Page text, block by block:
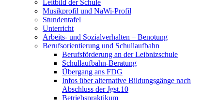
Leitbild der Schule
Musikprofil und NaWi-Profil
Stundentafel
Unterricht
Arbeits- und Sozialverhalten – Benotung
Berufsorientierung und Schullaufbahn
Berufsförderung an der Leibnizschule
Schullaufbahn-Beratung
Übergang ans FDG
Infos über alternative Bildungsgänge nach
Abschluss der Jgst.10
Betriebspraktikum